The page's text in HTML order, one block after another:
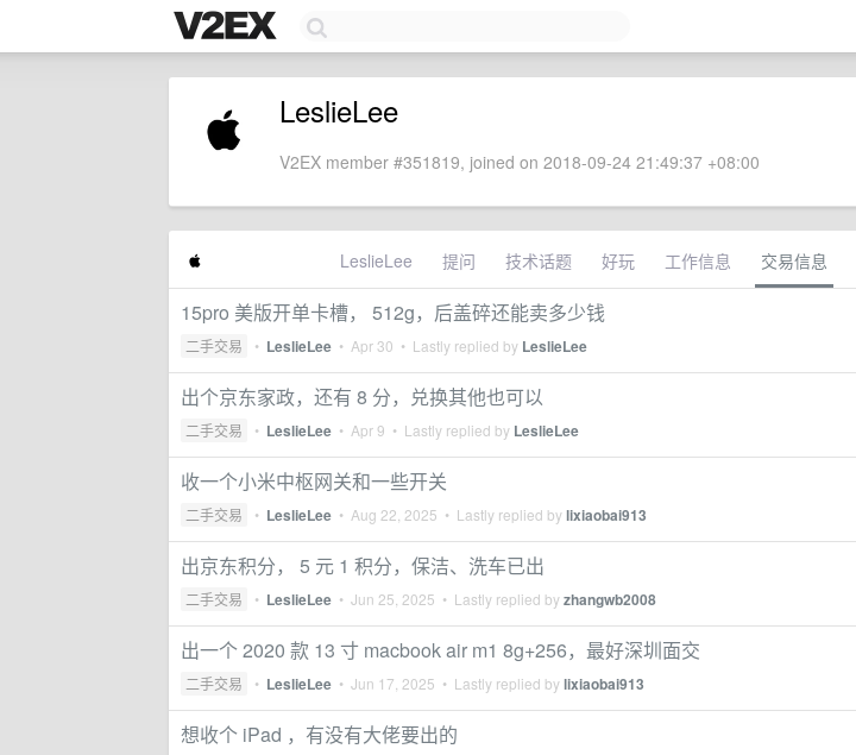
LeslieLee
V2EX member #351819, joined on 2018-09-24 21:49:37 +08:00
LeslieLee 提问 技术话题 好玩 工作信息 交易信息
15pro 美版开单卡槽， 512g，后盖碎还能卖多少钱
二手交易 • LeslieLee • Apr 30 • Lastly replied by LeslieLee
出个京东家政，还有 8 分，兑换其他也可以
二手交易 • LeslieLee • Apr 9 • Lastly replied by LeslieLee
收一个小米中枢网关和一些开关
二手交易 • LeslieLee • Aug 22, 2025 • Lastly replied bylixiaobai913
出京东积分， 5 元 1 积分，保洁、洗车已出
二手交易 • LeslieLee • Jun 25, 2025 • Lastly replied byzhangwb2008
出一个 2020 款 13 寸 macbook air m1 8g+256，最好深圳面交
二手交易 • LeslieLee • Jun 17, 2025 • Lastly replied bylixiaobai913
想收个 iPad ，有没有大佬要出的